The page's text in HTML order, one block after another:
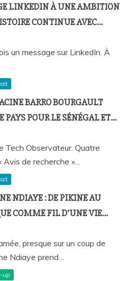
LINKEDIN À UNE AMBITION
CONTINUE AVEC
un message sur LinkedIn. À
BARRO BOURGAULT
POUR LE SÉNÉGAL ET
Tech Observateur. Quatre
Avis de recherche »…
NDIAYE : DE PIKINE AU
COMME FIL D’UNE VIE
presque sur un coup de
Ndiaye prend…
up